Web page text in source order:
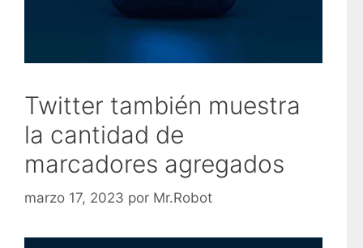
Twitter también muestra
la cantidad de
marcadores agregados
marzo 17, 2023 por Mr.Robot